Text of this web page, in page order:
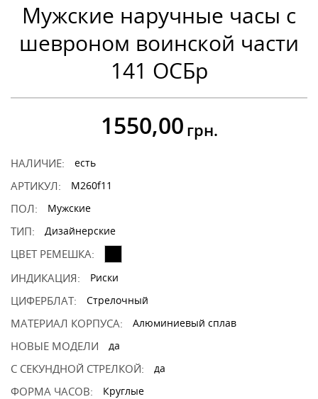
Мужские наручные часы с
шевроном воинской части
141 ОCБр
1550,00 грн.
НАЛИЧИЕ: есть
АРТИКУЛ: M260f11
ПОЛ: Мужские
ТИП: Дизайнерские
ЦВЕТ РЕМЕШКА:
ИНДИКАЦИЯ:
Риски
ЦИФЕРБЛАТ: Стрелочный
МАТЕРИАЛ КОРПУСА: Алюминиевый сплав
НОВЫЕ МОДЕЛИ да
С СЕКУНДНОЙ СТРЕЛКОЙ: да
ФОРМА ЧАСОВ: Круглые